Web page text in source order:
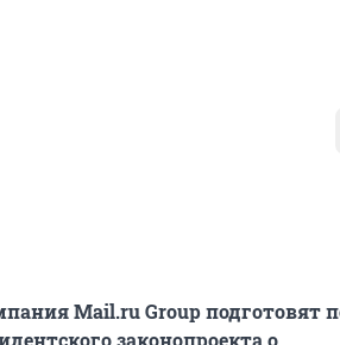
Mail.ru Group подготовят
законопроекта о